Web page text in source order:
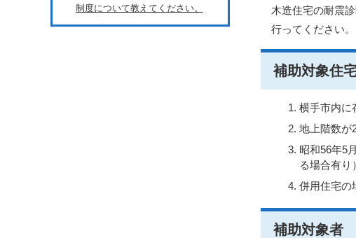
木造住宅の耐震
行ってください。
補助対象住
横手市内に
地上階数が
昭和56年5
る場合有り）
併用住宅の
補助対象者
制度について教えてください。